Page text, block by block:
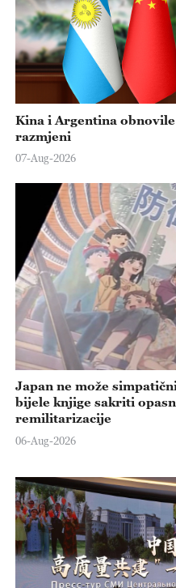
Kina i Argentina
razmjeni
07-Aug-2026
Japan ne može
bijele knjige sakriti
remilitarizacije
06-Aug-2026